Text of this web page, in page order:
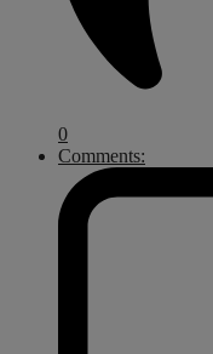
0
Comments: